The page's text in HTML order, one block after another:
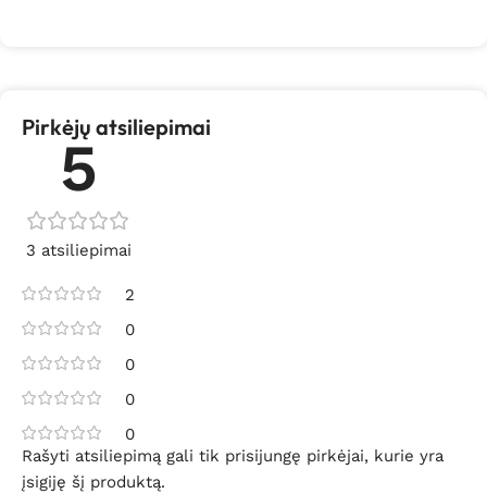
Pirkėjų atsiliepimai
5
3 atsiliepimai
2
0
0
0
0
Rašyti atsiliepimą gali tik prisijungę pirkėjai, kurie yra
įsigiję šį produktą.